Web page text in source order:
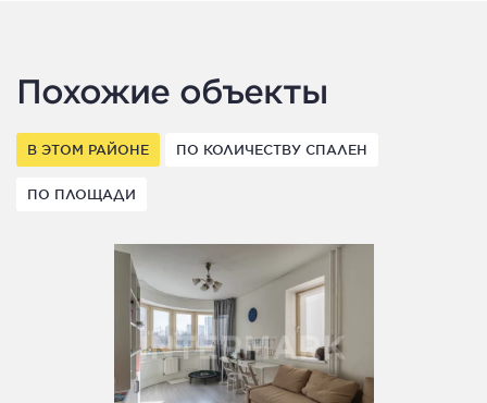
Похожие объекты
В ЭТОМ РАЙОНЕ ПО КОЛИЧЕСТВУ СПАЛЕН
ПО ПЛОЩАДИ